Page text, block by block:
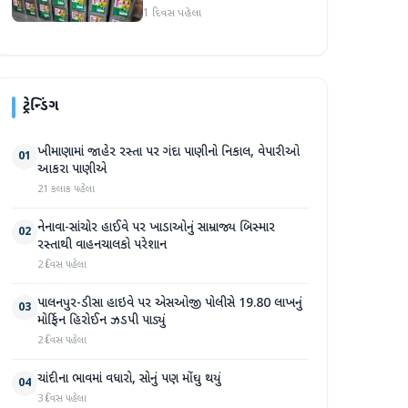
એકમો સીલ, રૂ. ૧૬.૧૪ લાખનો
1 દિવસ પહેલા
ટ્રેન્ડિંગ
01 ખીમાણામાં જાહેર રસ્તા પર ગંદા પાણીનો નિકાલ, વેપારીઓ
આકરા પાણીએ
21 કલાક પહેલા
02 નેનાવા-સાંચોર હાઈવે પર ખાડાઓનું સામ્રાજ્ય બિસ્માર
રસ્તાથી વાહનચાલકો પરેશાન
2 દિવસ પહેલા
03 પાલનપુર-ડીસા હાઇવે પર એસઓજી પોલીસે 19.80 લાખનું
મોર્ફિન હિરોઈન ઝડપી પાડ્યું
2 દિવસ પહેલા
04 ચાંદીના ભાવમાં વધારો, સોનું પણ મોંઘુ થયું
3 દિવસ પહેલા